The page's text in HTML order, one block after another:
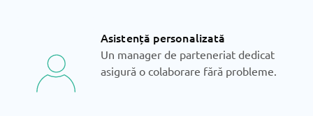
Asistență personalizată
Un manager de parteneriat dedicat
asigură o colaborare fără probleme.